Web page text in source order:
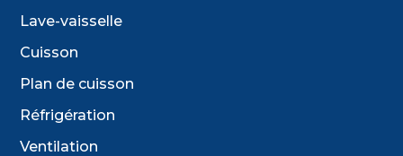
Lave-vaisselle
Cuisson
Plan de cuisson
Réfrigération
Ventilation